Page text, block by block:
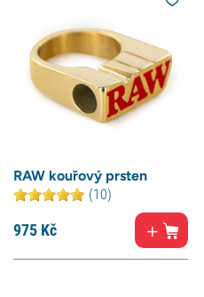
RAW kouřový prsten
(10)
975 Kč